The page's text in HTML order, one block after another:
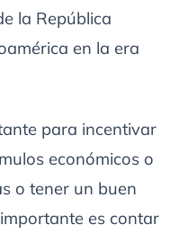
la República
en la era
para incentivar
económicos o
o tener un buen
es contar